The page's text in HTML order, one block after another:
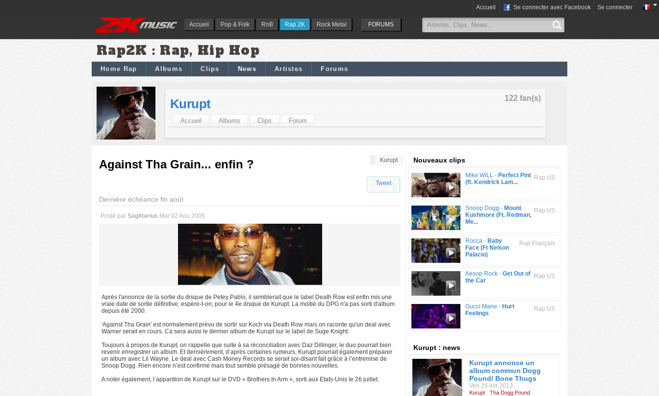
Accueil Pop & Folk RnB Rap 2K Rock Metal FORUMS
Accueil Se connecter avec Facebook Se connecter
Rap2K : Rap, Hip Hop
Home Rap Albums Clips News Artistes Forums
122 fan(s)
Kurupt
Accueil Albums Clips Forum
Kurupt
Against Tha Grain... enfin ?
Tweet
Dernière échéance fin août
Posté par Sagittarius Mar 02 Aou 2005
Après l'annonce de la sortie du disque de Petey Pablo, il semblerait que le label Death Row est enfin mis une
vraie date de sortie définitive, espère-t-on, pour le 4e disque de Kurupt. La moitié du DPG n'a pas sorti d'album
depuis été 2000.
'Against Tha Grain' est normalement prévu de sortir sur Koch via Death Row mais on raconte qu'un deal avec
Warner serait en cours. Ca sera aussi le dernier album de Kurupt sur le label de Suge Knight.
Toujours à propos de Kurupt, on rappelle que suite à sa réconciliation avec Daz Dillinger, le duo pourrait bien
revenir enregistrer un album. Et dernièrement, d’après certaines rumeurs, Kurupt pourrait également préparer
un album avec Lil Wayne. Le deal avec Cash Money Records se serait soi-disant fait grâce à l’entremise de
Snoop Dogg. Rien encore n’est confirmé mais tout semble présagé de bonnes nouvelles.
A noter également, l’apparition de Kurupt sur le DVD « Brothers In Arm », sorti aux Etats-Unis le 26 juillet.
Nouveaux clips
Rap US
Mike WiLL - Perfect Pint
(ft. Kendrick Lam...
Rap US
Snoop Dogg - Mount
Kushmore (Ft. Redman,
Me...
Rap Français
Rocca - Baby
Face (Ft Nelson
Palacio)
Rap US
Aesop Rock - Get Out of
the Car
Rap US
Gucci Mane - Hurt
Feelings
Kurupt : news
Kurupt annonce un
album commun Dogg
Pound/ Bone Thugs
Ven 26 Avr 2013
Kurupt Tha Dogg Pound